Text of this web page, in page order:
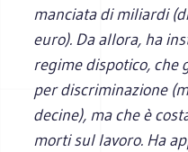
manciata di miliardi
euro). Da allora, ha
regime dispotico, che
per discriminazione
decine), ma che è
morti sul lavoro. Ha